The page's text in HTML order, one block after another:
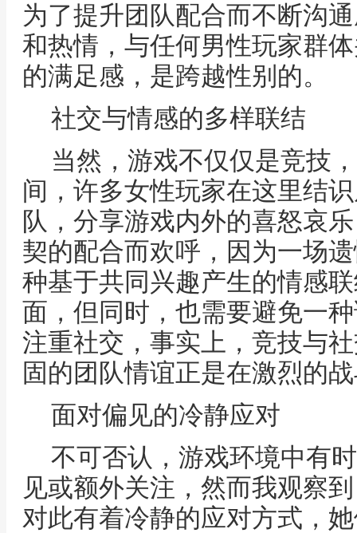
为了提升团队配合而不断沟
和热情，与任何男性玩家群
的满足感，是跨越性别的。
社交与情感的多样联结
当然，游戏不仅仅是竞技
间，许多女性玩家在这里结
队，分享游戏内外的喜怒哀
契的配合而欢呼，因为一场
种基于共同兴趣产生的情感
面，但同时，也需要避免一
注重社交，事实上，竞技与
固的团队情谊正是在激烈的
面对偏见的冷静应对
不可否认，游戏环境中有
见或额外关注，然而我观察
对此有着冷静的应对方式，